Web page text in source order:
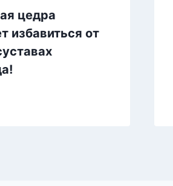
цедра
избавиться от